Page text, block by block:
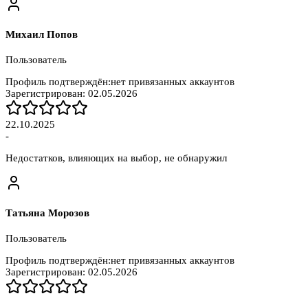
Михаил Попов
Пользователь
Профиль подтверждён:нет привязанных аккаунтов
Зарегистрирован: 02.05.2026
22.10.2025
-
Недостатков, влияющих на выбор, не обнаружил
Татьяна Морозов
Пользователь
Профиль подтверждён:нет привязанных аккаунтов
Зарегистрирован: 02.05.2026